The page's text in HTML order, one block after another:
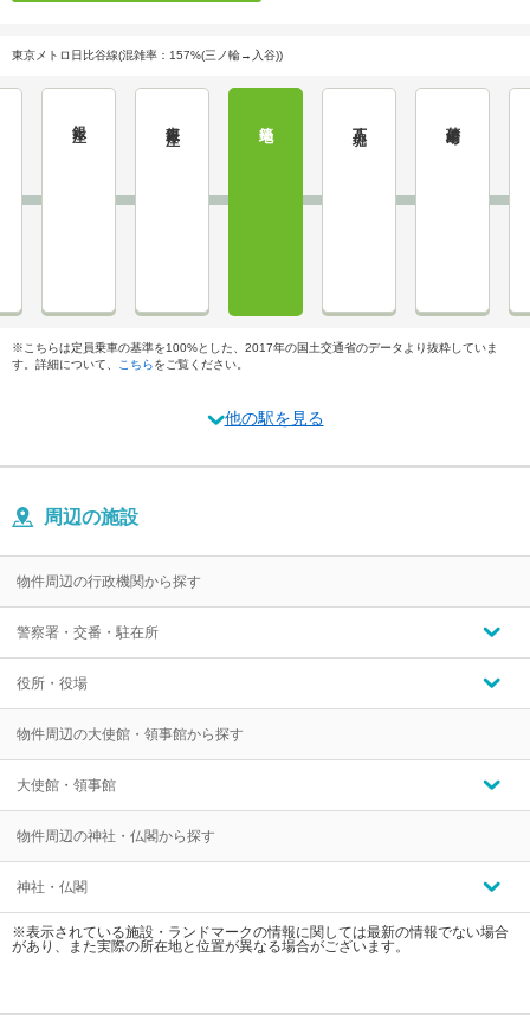
東京メトロ日比谷線(混雑率：157%(三ノ輪→入谷))
※こちらは定員乗車の基準を100%とした、2017年の国土交通省のデータより抜粋していま
す。詳細について、
こちらをご覧ください。
他の駅を見る
周辺の施設
物件周辺の行政機関から探す
警察署・交番・駐在所
役所・役場
物件周辺の大使館・領事館から探す
大使館・領事館
物件周辺の神社・仏閣から探す
神社・仏閣
※表示されている施設・ランドマークの情報に関しては最新の情報でない場合
があり、また実際の所在地と位置が異なる場合がございます。